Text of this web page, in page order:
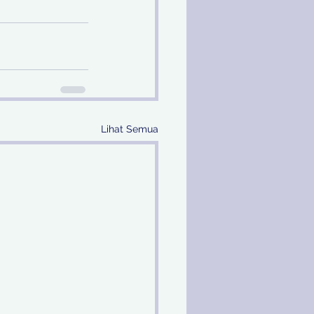
Lihat Semua